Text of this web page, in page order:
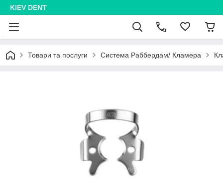
KIEV DENT
Товари та послуги Система Раббердам/ Кламера